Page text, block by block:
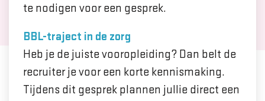
te nodigen voor een gesprek.
BBL-traject in de zorg
Heb je de juiste vooropleiding? Dan belt de
recruiter je voor een korte kennismaking.
Tijdens dit gesprek plannen jullie direct een